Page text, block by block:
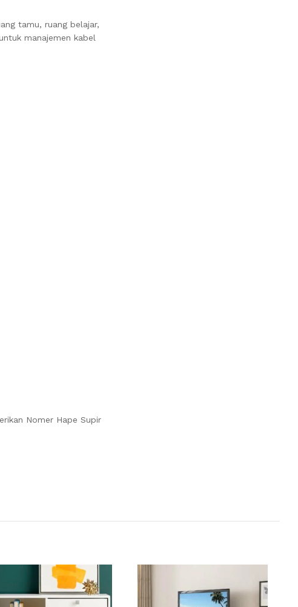
tamu, ruang belajar,
manajemen kabel
Nomer Hape Supir